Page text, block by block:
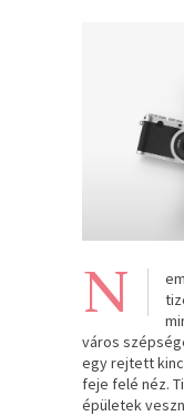
N
város
egy rejtett
feje felé néz.
épületek